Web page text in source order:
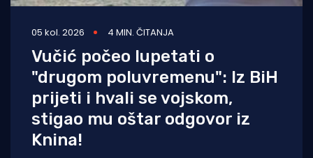
05 kol. 2026 4 MIN. ČITANJA
Vučić počeo lupetati o
"drugom poluvremenu": Iz BiH
prijeti i hvali se vojskom,
stigao mu oštar odgovor iz
Knina!